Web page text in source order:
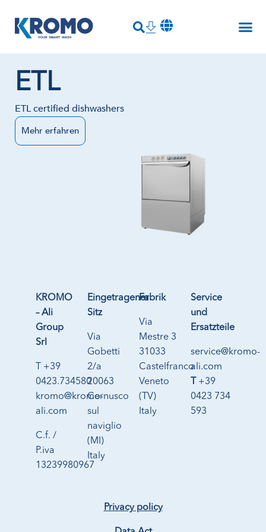
ETL
ETL certified dishwashers
Mehr erfahren
KROMO
– Ali
Group
Srl
T +39
0423.734580
kromo@kromo-
ali.com
C.f. /
P.iva
13239980967
Eingetragener
Sitz
Via
Gobetti
2/a
20063
Cernusco
sul
naviglio
(MI)
Italy
Fabrik
Via
Mestre 3
31033
Castelfranco
Veneto
(TV)
Italy
Service
und
Ersatzteile
service@kromo-
ali.com
T +39
0423 734
593
Privacy policy